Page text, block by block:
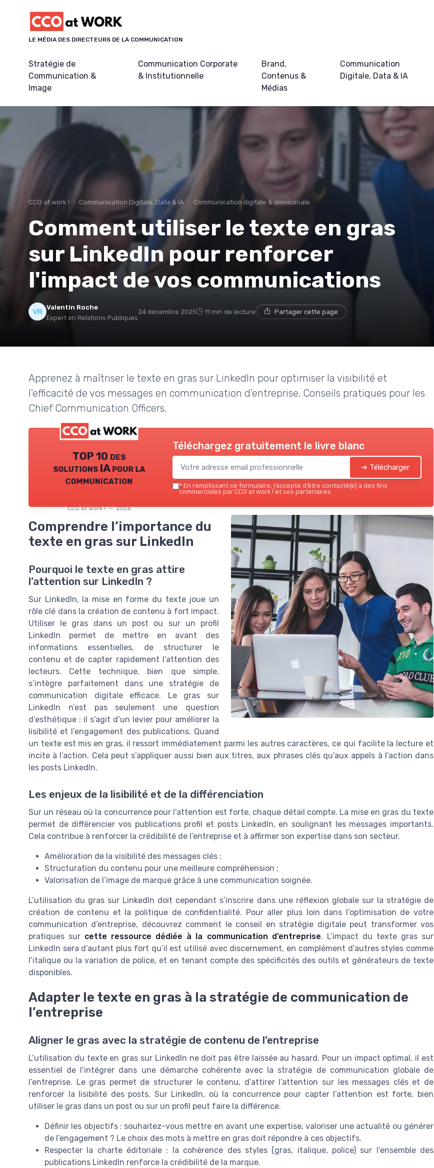
LE MÉDIA DES DIRECTEURS DE LA COMMUNICATION
Stratégie de
Communication &
Image
Communication Corporate
& Institutionnelle
Brand,
Contenus &
Médias
Communication
Digitale, Data & IA
CCO at work ! Communication Digitale, Data & IA Communication digitale & omnicanale
Comment utiliser le texte en gras
sur LinkedIn pour renforcer
l'impact de vos communications
Valentin Roche
Expert en Relations Publiques
24 décembre 2025 11 min de lecture Partager cette page
Apprenez à maîtriser le texte en gras sur LinkedIn pour optimiser la visibilité et
l'efficacité de vos messages en communication d'entreprise. Conseils pratiques pour les
Chief Communication Officers.
TOP 10 des
solutions IA pour la
communication
CCO at work ! — 2026
Téléchargez gratuitement le livre blanc
➔ Télécharger
* En remplissant ce formulaire, j’accepte d’être contacté(e) à des fins
commerciales par CCO at work ! et ses partenaires.
Comprendre l’importance du
texte en gras sur LinkedIn
Pourquoi le texte en gras attire
l’attention sur LinkedIn ?
Sur LinkedIn, la mise en forme du texte joue un
rôle clé dans la création de contenu à fort impact.
Utiliser le gras dans un post ou sur un profil
LinkedIn permet de mettre en avant des
informations essentielles, de structurer le
contenu et de capter rapidement l’attention des
lecteurs. Cette technique, bien que simple,
s’intègre parfaitement dans une stratégie de
communication digitale efficace. Le gras sur
LinkedIn n’est pas seulement une question
d’esthétique : il s’agit d’un levier pour améliorer la
lisibilité et l’engagement des publications. Quand
un texte est mis en gras, il ressort immédiatement parmi les autres caractères, ce qui facilite la lecture et
incite à l’action. Cela peut s’appliquer aussi bien aux titres, aux phrases clés qu’aux appels à l’action dans
les posts LinkedIn.
Les enjeux de la lisibilité et de la différenciation
Sur un réseau où la concurrence pour l’attention est forte, chaque détail compte. La mise en gras du texte
permet de différencier vos publications profil et posts LinkedIn, en soulignant les messages importants.
Cela contribue à renforcer la crédibilité de l’entreprise et à affirmer son expertise dans son secteur.
Amélioration de la visibilité des messages clés ;
Structuration du contenu pour une meilleure compréhension ;
Valorisation de l’image de marque grâce à une communication soignée.
L’utilisation du gras sur LinkedIn doit cependant s’inscrire dans une réflexion globale sur la stratégie de
création de contenu et la politique de confidentialité. Pour aller plus loin dans l’optimisation de votre
communication d’entreprise, découvrez comment le conseil en stratégie digitale peut transformer vos
pratiques sur cette ressource dédiée à la communication d’entreprise. L’impact du texte gras sur
LinkedIn sera d’autant plus fort qu’il est utilisé avec discernement, en complément d’autres styles comme
l’italique ou la variation de police, et en tenant compte des spécificités des outils et générateurs de texte
disponibles.
Adapter le texte en gras à la stratégie de communication de
l’entreprise
Aligner le gras avec la stratégie de contenu de l’entreprise
L’utilisation du texte en gras sur LinkedIn ne doit pas être laissée au hasard. Pour un impact optimal, il est
essentiel de l’intégrer dans une démarche cohérente avec la stratégie de communication globale de
l’entreprise. Le gras permet de structurer le contenu, d’attirer l’attention sur les messages clés et de
renforcer la lisibilité des posts. Sur LinkedIn, où la concurrence pour capter l’attention est forte, bien
utiliser le gras dans un post ou sur un profil peut faire la différence.
Définir les objectifs : souhaitez-vous mettre en avant une expertise, valoriser une actualité ou générer
de l’engagement ? Le choix des mots à mettre en gras doit répondre à ces objectifs.
Respecter la charte éditoriale : la cohérence des styles (gras, italique, police) sur l’ensemble des
publications LinkedIn renforce la crédibilité de la marque.